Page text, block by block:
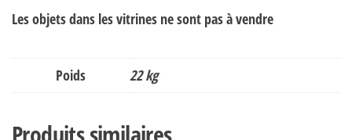
Les objets dans les vitrines ne sont pas à vendre
Poids 22 kg